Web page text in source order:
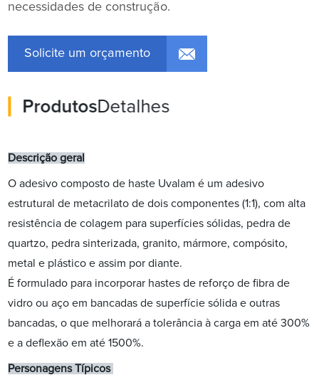
necessidades de construção.
Solicite um orçamento
ProdutosDetalhes
Descrição geral
O adesivo composto de haste Uvalam é um adesivo
estrutural de metacrilato de dois componentes (1:1), com alta
resistência de colagem para superfícies sólidas, pedra de
quartzo, pedra sinterizada, granito, mármore, compósito,
metal e plástico e assim por diante.
É formulado para incorporar hastes de reforço de fibra de
vidro ou aço em bancadas de superfície sólida e outras
bancadas, o que melhorará a tolerância à carga em até 300%
e a deflexão em até 1500%.
Personagens Típicos